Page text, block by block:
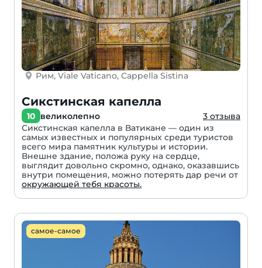
Рим, Viale Vaticano, Cappella Sistina
Сикстинская капелла
10 великолепно
3 отзыва
Сикстинская капелла в Ватикане — один из
самых известных и популярных среди туристов
всего мира памятник культуры и истории.
Внешне здание, положа руку на сердце,
выглядит довольно скромно, однако, оказавшись
внутри помещения, можно потерять дар речи от
окружающей тебя красоты.
самое-самое